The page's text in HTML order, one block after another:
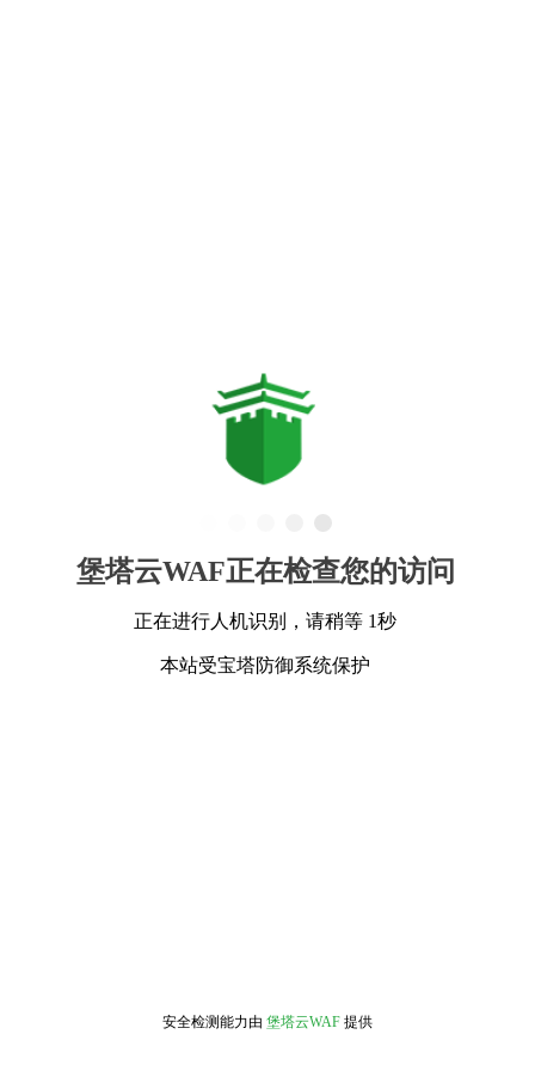
堡塔云WAF正在检查您的访问
正在进行人机识别，请稍等 1秒
本站受宝塔防御系统保护
安全检测能力由 堡塔云WAF 提供